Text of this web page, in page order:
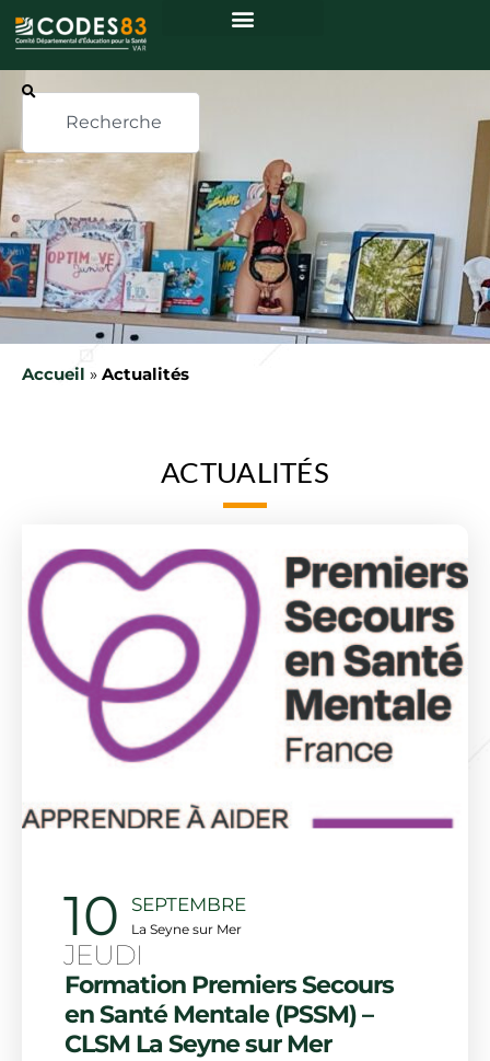
Accueil » Actualités
ACTUALITÉS
10 SEPTEMBRE
La Seyne sur Mer
JEUDI
Formation Premiers Secours
en Santé Mentale (PSSM) –
CLSM La Seyne sur Mer